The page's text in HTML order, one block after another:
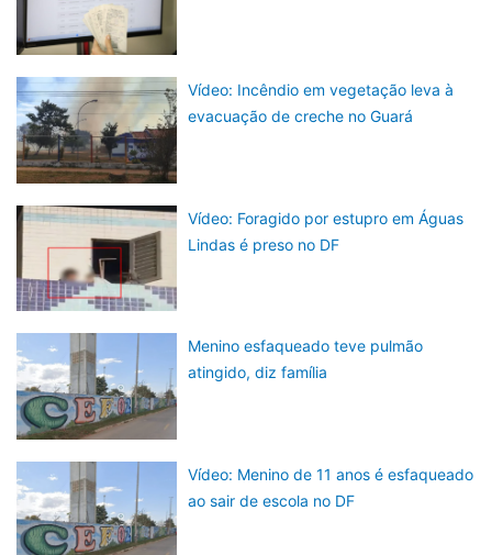
Vídeo: Incêndio em vegetação leva à
evacuação de creche no Guará
Vídeo: Foragido por estupro em Águas
Lindas é preso no DF
Menino esfaqueado teve pulmão
atingido, diz família
Vídeo: Menino de 11 anos é esfaqueado
ao sair de escola no DF